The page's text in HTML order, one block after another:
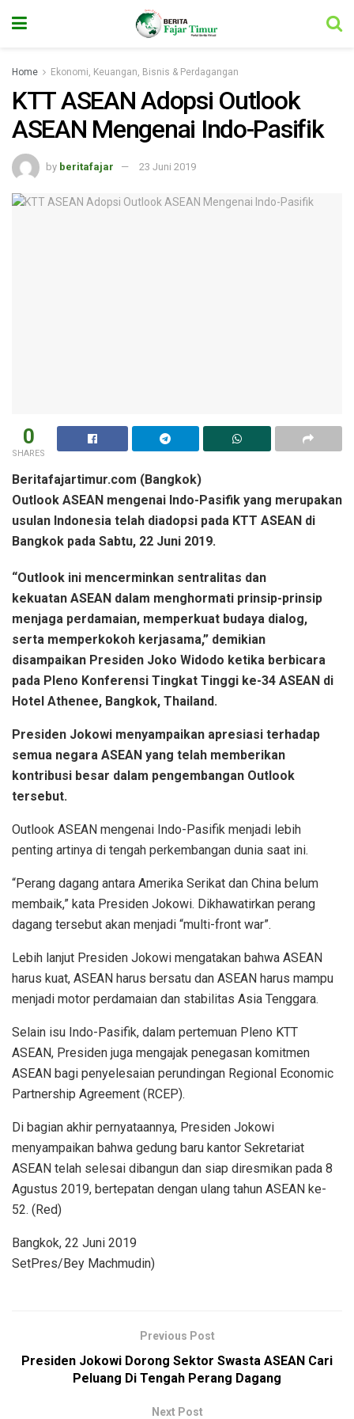
Home Ekonomi, Keuangan, Bisnis & Perdagangan
KTT ASEAN Adopsi Outlook
ASEAN Mengenai Indo-Pasifik
by beritafajar 23 Juni 2019
0
SHARES
Beritafajartimur.com (Bangkok)
Outlook ASEAN mengenai Indo-Pasifik yang merupakan
usulan Indonesia telah diadopsi pada KTT ASEAN di
Bangkok pada Sabtu, 22 Juni 2019.
“Outlook ini mencerminkan sentralitas dan
kekuatan ASEAN dalam menghormati prinsip-prinsip
menjaga perdamaian, memperkuat budaya dialog,
serta memperkokoh kerjasama,” demikian
disampaikan Presiden Joko Widodo ketika berbicara
pada Pleno Konferensi Tingkat Tinggi ke-34 ASEAN di
Hotel Athenee, Bangkok, Thailand.
Presiden Jokowi menyampaikan apresiasi terhadap
semua negara ASEAN yang telah memberikan
kontribusi besar dalam pengembangan Outlook
tersebut.
Outlook ASEAN mengenai Indo-Pasifik menjadi lebih
penting artinya di tengah perkembangan dunia saat ini.
“Perang dagang antara Amerika Serikat dan China belum
membaik,” kata Presiden Jokowi. Dikhawatirkan perang
dagang tersebut akan menjadi “multi-front war”.
Lebih lanjut Presiden Jokowi mengatakan bahwa ASEAN
harus kuat, ASEAN harus bersatu dan ASEAN harus mampu
menjadi motor perdamaian dan stabilitas Asia Tenggara.
Selain isu Indo-Pasifik, dalam pertemuan Pleno KTT
ASEAN, Presiden juga mengajak penegasan komitmen
ASEAN bagi penyelesaian perundingan Regional Economic
Partnership Agreement (RCEP).
Di bagian akhir pernyataannya, Presiden Jokowi
menyampaikan bahwa gedung baru kantor Sekretariat
ASEAN telah selesai dibangun dan siap diresmikan pada 8
Agustus 2019, bertepatan dengan ulang tahun ASEAN ke-
52. (Red)
Bangkok, 22 Juni 2019
SetPres/Bey Machmudin)
Previous Post
Presiden Jokowi Dorong Sektor Swasta ASEAN Cari
Peluang Di Tengah Perang Dagang
Next Post